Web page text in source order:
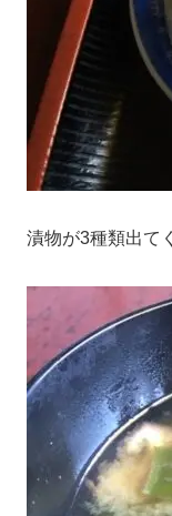
漬物が3種類出て